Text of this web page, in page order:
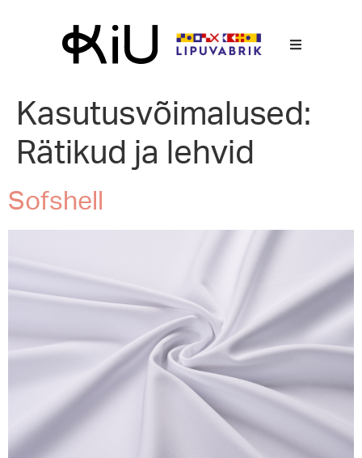
Kasutusvõimalused:
Rätikud ja lehvid
Sofshell